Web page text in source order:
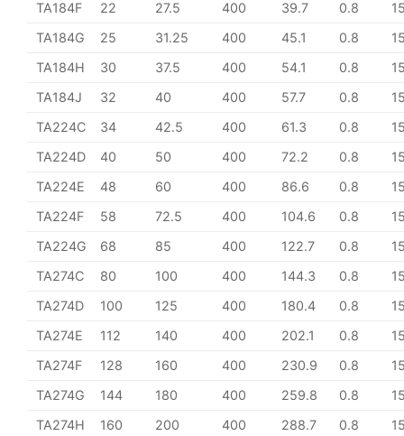
TA184F
22 27.5 400 39.7 0.8
TA184G
25 31.25 400 45.1 0.8
TA184H
30 37.5 400 54.1 0.8
TA184J
32 40 400 57.7 0.8
TA224C
34 42.5 400 61.3 0.8
TA224D
40 50 400 72.2 0.8
TA224E
48 60 400 86.6 0.8
TA224F
58 72.5 400 104.6 0.8
TA224G
68 85 400 122.7 0.8
TA274C
80 100 400 144.3 0.8
TA274D
100 125 400 180.4 0.8
TA274E
112 140 400 202.1 0.8
TA274F
128 160 400 230.9 0.8
TA274G
144 180 400 259.8 0.8
TA274H
160 200 400 288.7 0.8